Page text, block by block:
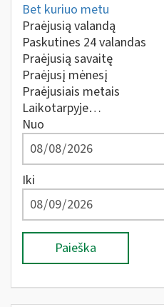
Bet kuriuo metu
Praėjusią valandą
Paskutines 24 valandas
Praėjusią savaitę
Praėjusį mėnesį
Praėjusiais metais
Laikotarpyje…
Nuo
Iki
Paieška